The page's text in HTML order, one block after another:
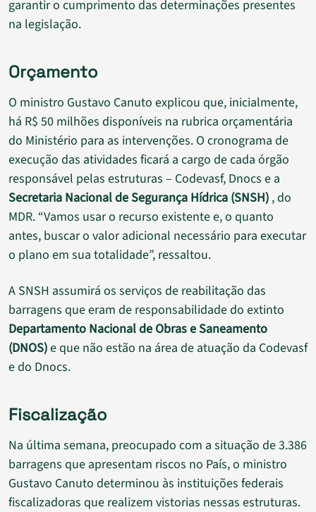
garantir o cumprimento das determinações presentes
na legislação.
Orçamento
O ministro Gustavo Canuto explicou que, inicialmente,
há R$ 50 milhões disponíveis na rubrica orçamentária
do Ministério para as intervenções. O cronograma de
execução das atividades ficará a cargo de cada órgão
responsável pelas estruturas – Codevasf, Dnocs e a
Secretaria Nacional de Segurança Hídrica (SNSH) , do
MDR. “Vamos usar o recurso existente e, o quanto
antes, buscar o valor adicional necessário para executar
o plano em sua totalidade”, ressaltou.
A SNSH assumirá os serviços de reabilitação das
barragens que eram de responsabilidade do extinto
Departamento Nacional de Obras e Saneamento
(DNOS)e que não estão na área de atuação da Codevasf
e do Dnocs.
Fiscalização
Na última semana, preocupado com a situação de 3.386
barragens que apresentam riscos no País, o ministro
Gustavo Canuto determinou às instituições federais
fiscalizadoras que realizem vistorias nessas estruturas.